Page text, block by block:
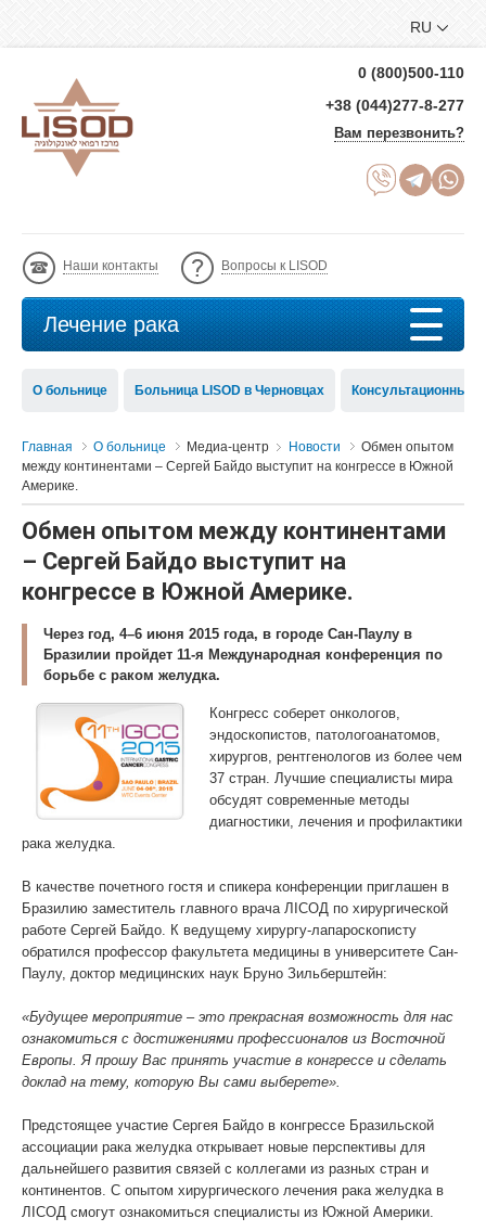
RU
0 (800)500-110
+38 (044)277-8-277
Вам перезвонить?
Наши контакты Вопросы к LISOD
Лечение рака
О больнице Больница LISOD в Черновцах Консультационный
Главная О больнице Медиа-центр Новости
Обмен опытом
между континентами – Сергей Байдо выступит на конгрессе в Южной
Америке.
Обмен опытом между континентами
– Сергей Байдо выступит на
конгрессе в Южной Америке.
Через год, 4–6 июня 2015 года, в городе Сан-Паулу в
Бразилии пройдет 11-я Международная конференция по
борьбе с раком желудка.
Конгресс соберет онкологов,
эндоскопистов, патологоанатомов,
хирургов, рентгенологов из более чем
37 стран. Лучшие специалисты мира
обсудят современные методы
диагностики, лечения и профилактики
рака желудка.
В качестве почетного гостя и спикера конференции приглашен в
Бразилию заместитель главного врача ЛIСОД по хирургической
работе Сергей Байдо. К ведущему хирургу-лапароскописту
обратился профессор факультета медицины в университете Сан-
Паулу, доктор медицинских наук Бруно Зильберштейн:
«Будущее мероприятие – это прекрасная возможность для нас
ознакомиться с достижениями профессионалов из Восточной
Европы. Я прошу Вас принять участие в конгрессе и сделать
доклад на тему, которую Вы сами выберете».
Предстоящее участие Сергея Байдо в конгрессе Бразильской
ассоциации рака желудка открывает новые перспективы для
дальнейшего развития связей с коллегами из разных стран и
континентов. С опытом хирургического лечения рака желудка в
ЛIСОД смогут ознакомиться специалисты из Южной Америки.